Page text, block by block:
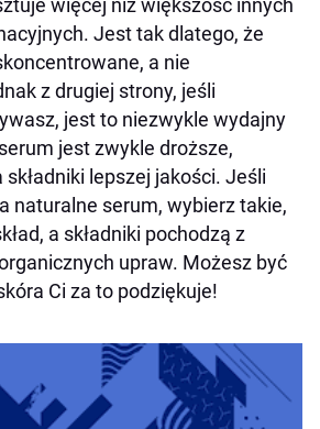
więcej niż większość innych
Jest tak dlatego, że
a nie
z drugiej strony, jeśli
jest to niezwykle wydajny
jest zwykle droższe,
lepszej jakości. Jeśli
naturalne serum, wybierz takie,
a składniki pochodzą z
upraw. Możesz być
Ci za to podziękuje!